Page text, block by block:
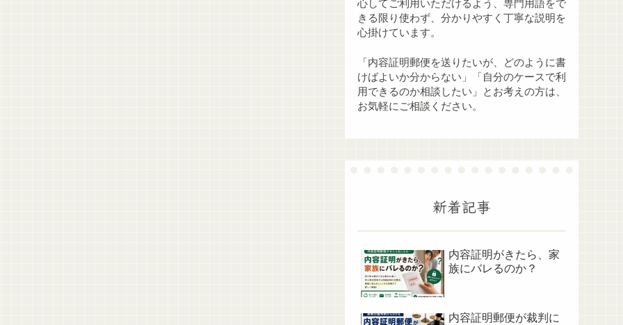
心してご利用いただけるよう、専門用語をで
きる限り使わず、分かりやすく丁寧な説明を
心掛けています。
「内容証明郵便を送りたいが、どのように書
けばよいか分からない」「自分のケースで利
用できるのか相談したい」とお考えの方は、
お気軽にご相談ください。
新着記事
内容証明がきたら、家
族にバレるのか？
内容証明郵便が裁判に